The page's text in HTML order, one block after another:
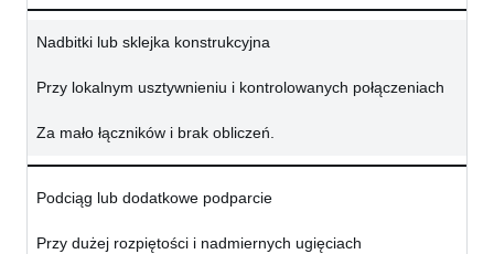
Nadbitki lub sklejka konstrukcyjna
Przy lokalnym usztywnieniu i kontrolowanych połączeniach
Za mało łączników i brak obliczeń.
Podciąg lub dodatkowe podparcie
Przy dużej rozpiętości i nadmiernych ugięciach